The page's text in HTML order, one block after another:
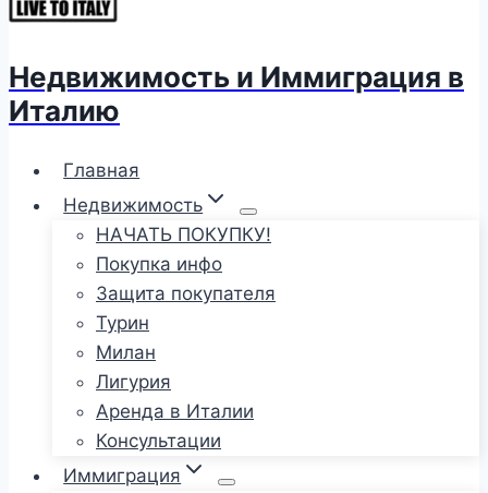
Недвижимость и Иммиграция в
Италию
Главная
Недвижимость
НАЧАТЬ ПОКУПКУ!
Покупка инфо
Защита покупателя
Турин
Милан
Лигурия
Аренда в Италии
Консультации
Иммиграция